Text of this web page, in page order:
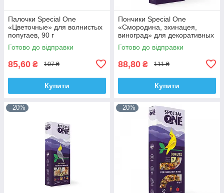
Палочки Special One
«Цветочные» для волнистых
попугаев, 90 г
Готово до відправки
85,60 ₴ 107 ₴
Купити
Пончики Special One
«Смородина, эхинацея,
виноград» для декоративных
птиц, 60 г
Готово до відправки
88,80 ₴ 111 ₴
Купити
–20% –20%